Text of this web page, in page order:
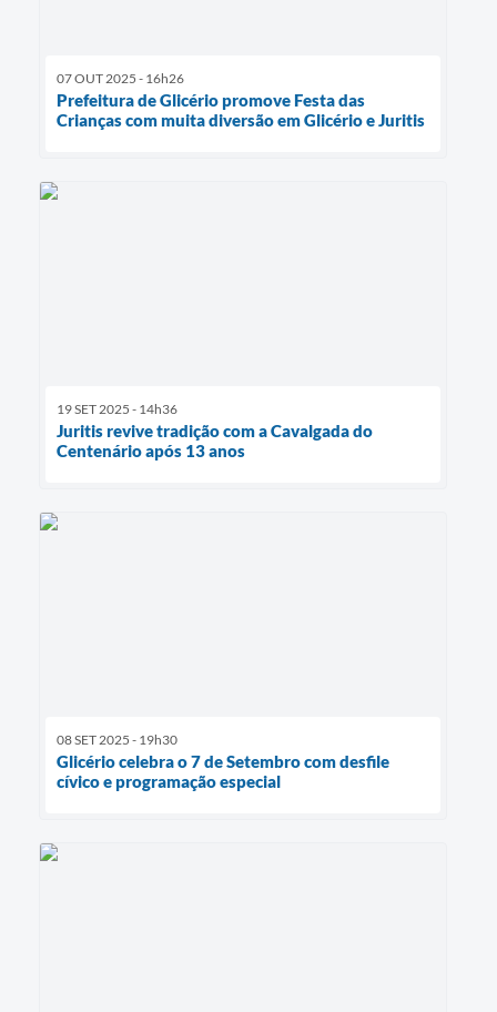
07 OUT 2025 - 16h26
Prefeitura de Glicério promove Festa das
Crianças com muita diversão em Glicério e Juritis
19 SET 2025 - 14h36
Juritis revive tradição com a Cavalgada do
Centenário após 13 anos
08 SET 2025 - 19h30
Glicério celebra o 7 de Setembro com desfile
cívico e programação especial